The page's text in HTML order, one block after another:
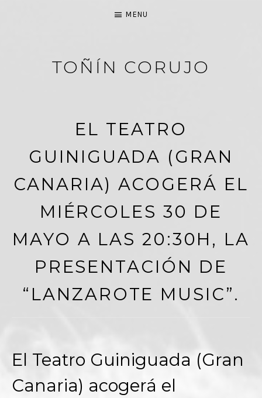
TOÑÍN CORUJO
MENU
EL TEATRO
GUINIGUADA (GRAN
CANARIA) ACOGERÁ EL
MIÉRCOLES 30 DE
MAYO A LAS 20:30H, LA
PRESENTACIÓN DE
“LANZAROTE MUSIC”.
El Teatro Guiniguada (Gran
Canaria) acogerá el